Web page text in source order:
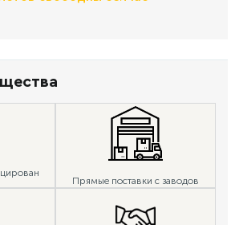
Прямые поставки с заводов